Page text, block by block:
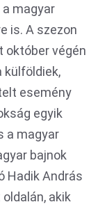
magyar
is. A szezon
október végén
külföldiek,
esemény
egyik
a magyar
bajnok
Hadik András
akik